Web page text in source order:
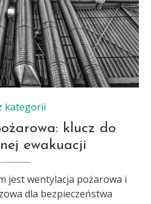
kategorii
klucz do
ewakuacji
jest wentylacja pożarowa i
dla bezpieczeństwa